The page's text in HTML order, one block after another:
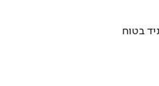
בטוח